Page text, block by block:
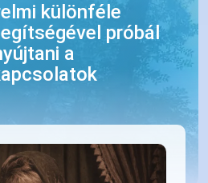
különféle
próbál
a